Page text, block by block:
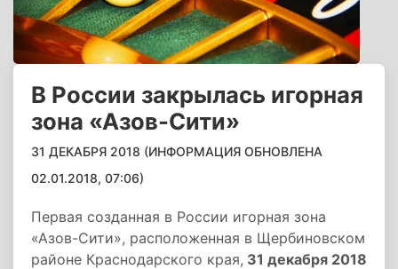
В России закрылась игорная
зона «Азов-Сити»
31 ДЕКАБРЯ 2018 (ИНФОРМАЦИЯ ОБНОВЛЕНА
02.01.2018, 07:06)
Первая созданная в России игорная зона
«Азов-Сити», расположенная в Щербиновском
районе Краснодарского края, 31 декабря 2018